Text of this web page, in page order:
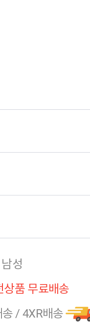
성
상품 무료배송
/ 4XR배송